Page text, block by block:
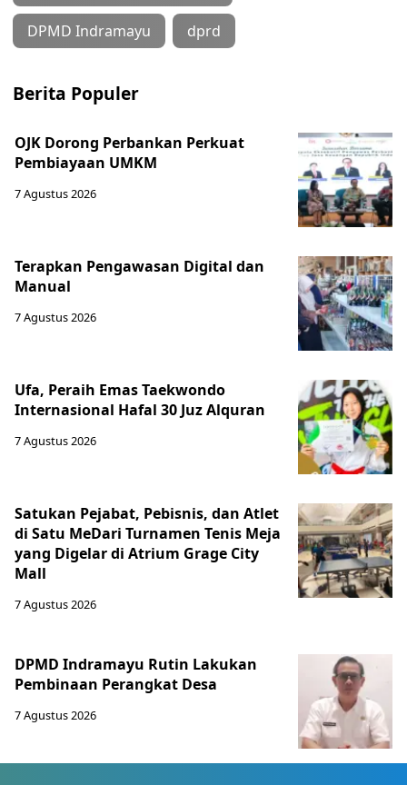
DPMD Indramayu dprd
Berita Populer
OJK Dorong Perbankan Perkuat
Pembiayaan UMKM
7 Agustus 2026
Terapkan Pengawasan Digital dan
Manual
7 Agustus 2026
Ufa, Peraih Emas Taekwondo
Internasional Hafal 30 Juz Alquran
7 Agustus 2026
Satukan Pejabat, Pebisnis, dan Atlet
di Satu MeDari Turnamen Tenis Meja
yang Digelar di Atrium Grage City
Mall
7 Agustus 2026
DPMD Indramayu Rutin Lakukan
Pembinaan Perangkat Desa
7 Agustus 2026